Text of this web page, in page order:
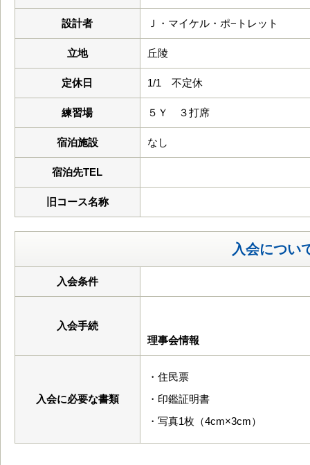
設計者 Ｊ・マイケル・ポ−トレット
立地 丘陵
定休日 1/1 不定休
練習場 ５Ｙ ３打席
宿泊施設 なし
宿泊先TEL
旧コース名称
入会につい
入会条件
入会手続
理事会情報
入会に必要な書類
・住民票
・印鑑証明書
・写真1枚（4cm×3cm）